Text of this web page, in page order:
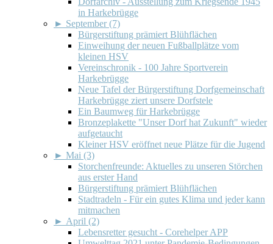
in Harkebrügge
► September (7)
Bürgerstiftung prämiert Blühflächen
Einweihung der neuen Fußballplätze vom
kleinen HSV
Vereinschronik - 100 Jahre Sportverein
Harkebrügge
Neue Tafel der Bürgerstiftung Dorfgemeinschaft
Harkebrügge ziert unsere Dorfstele
Ein Baumweg für Harkebrügge
Bronzeplakette "Unser Dorf hat Zukunft" wieder
aufgetaucht
Kleiner HSV eröffnet neue Plätze für die Jugend
► Mai (3)
Storchenfreunde: Aktuelles zu unseren Störchen
aus erster Hand
Bürgerstiftung prämiert Blühflächen
Stadtradeln - Für ein gutes Klima und jeder kann
mitmachen
► April (2)
Lebensretter gesucht - Corehelper APP